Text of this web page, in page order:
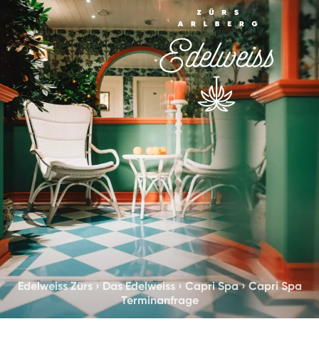
Edelweiss Zürs›Das Edelweiss›Capri Spa›Capri Spa
Terminanfrage